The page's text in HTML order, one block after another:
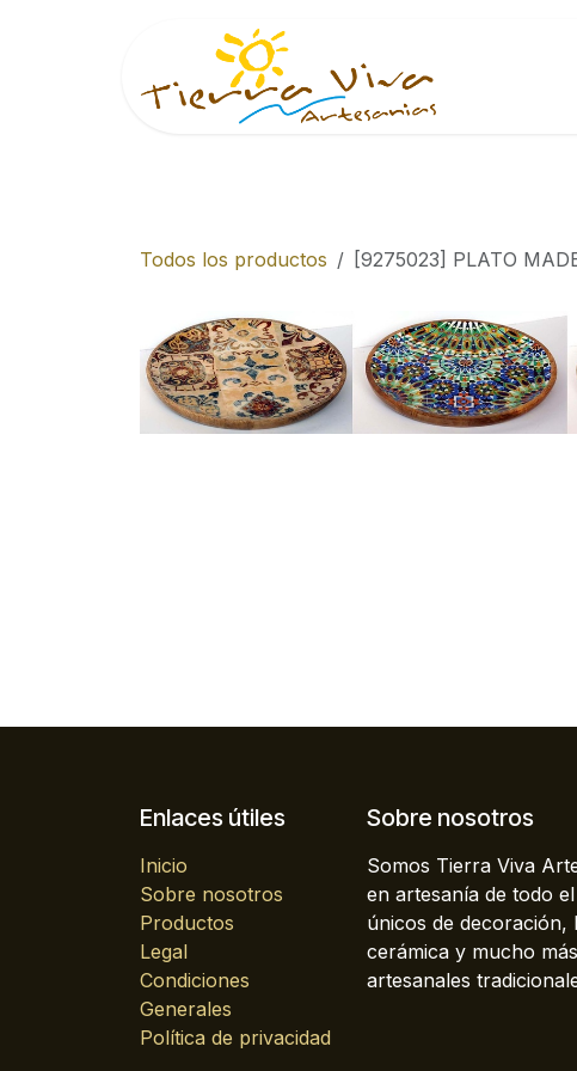
Todos los productos [9275023] PLATO
Enlaces útiles
Inicio
Sobre nosotros
Productos
Legal
Condiciones
Generales
Política de privacidad
Sobre nosotros
Somos Tierra Viva
en artesanía de todo
únicos de decoración,
cerámica y mucho
artesanales